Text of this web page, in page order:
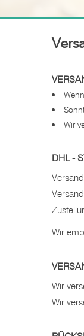
Wir
DHL -
Wir
Wir
Wir